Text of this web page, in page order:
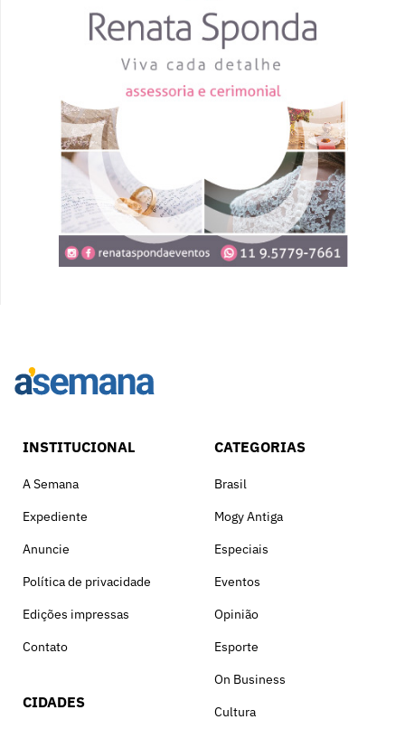
INSTITUCIONAL
A Semana
Expediente
Anuncie
Política de privacidade
Edições impressas
Contato
CIDADES
CATEGORIAS
Brasil
Mogy Antiga
Especiais
Eventos
Opinião
Esporte
On Business
Cultura